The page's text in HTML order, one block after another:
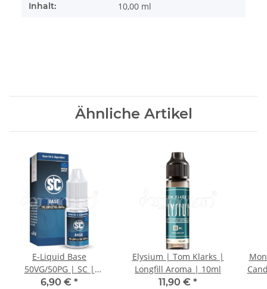
Inhalt: 10,00 ml
Ähnliche Artikel
E-Liquid Base
50VG/50PG | SC |
Nikotinfrei | 10ml
6,90 € *
Elysium | Tom Klarks |
Longfill Aroma | 10ml
11,90 € *